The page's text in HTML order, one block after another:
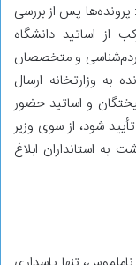
پرونده‌ها پس از بررسی
از اساتید دانشگاه
مردم‌شناسی و متخصصان
به وزارتخانه ارسال
و اساتید حضور
شود، از سوی وزیر
به استانداران ابلاغ